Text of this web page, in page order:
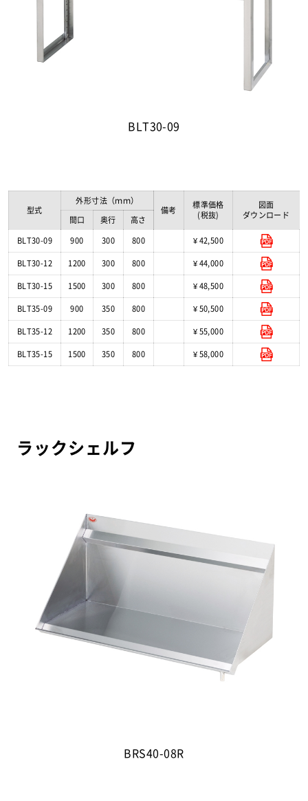
BLT30-09
型式
外形寸法（ｍｍ）
備考
標準価格
(税抜)
図面
ダウンロード
間口 奥行
高さ
BLT30-09
900 300 800
¥ 42,500
BLT30-12
1200 300 800
¥ 44,000
BLT30-15
1500 300 800
¥ 48,500
BLT35-09
900 350 800
¥ 50,500
BLT35-12
1200 350 800
¥ 55,000
BLT35-15
1500 350 800 ¥ 58,000
ラックシェルフ
BRS40-08R